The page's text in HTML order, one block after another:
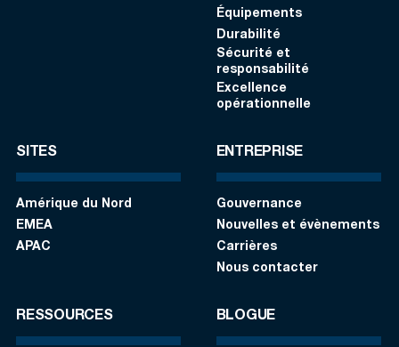
Équipements
Durabilité
Sécurité et
responsabilité
Excellence
opérationnelle
SITES
Amérique du Nord
EMEA
APAC
ENTREPRISE
Gouvernance
Nouvelles et évènements
Carrières
Nous contacter
RESSOURCES BLOGUE